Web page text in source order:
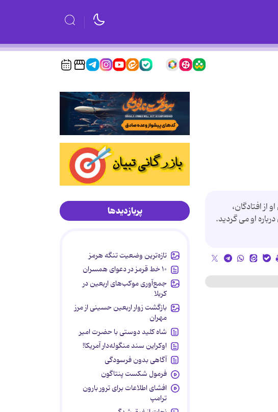
افتادگان،
او می گردید.
پربازدیدها
تازه‌ترین وضعیت تنگه هرمز
۱۰ خط قرمز در دعوای همسران
جمع‌آوری موکب‌های اربعین در
کربلا
بازگشت زوار اربعین حسینی از مرز
مهران
شاه کلید دوستی با حضرت امیر
اوکراین سند منگوله‌دار آمریکا!
آگاهی بدون فرسودگی
فرمول شکست پنتاگون
افشای اطلاعات برای ترور بارون
ترامپ